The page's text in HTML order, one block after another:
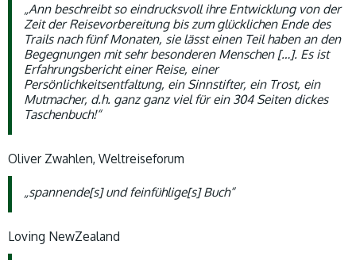
„Ann beschreibt so eindrucksvoll ihre Entwicklung von der
Zeit der Reisevorbereitung bis zum glücklichen Ende des
Trails nach fünf Monaten, sie lässt einen Teil haben an den
Begegnungen mit sehr besonderen Menschen […]. Es ist
Erfahrungsbericht einer Reise, einer
Persönlichkeitsentfaltung, ein Sinnstifter, ein Trost, ein
Mutmacher, d.h. ganz ganz viel für ein 304 Seiten dickes
Taschenbuch!“
Oliver Zwahlen, Weltreiseforum
„spannende[s] und feinfühlige[s] Buch“
Loving NewZealand